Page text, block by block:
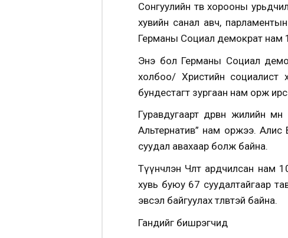
Сонгуулийн төв хорооны
хувийн санал авч,
Германы Социал демократ нам
Энэ бол Германы Социал
холбоо/ Христийн
бундестагт зургаан нам орж
Гуравдугаарт дөрвөн жилийн
Альтернатив” нам оржээ.
суудал авахаар болж байна.
Түүнчлэн Чөлөөт ардчилсан
хувь буюу 67 суудалтайгаар
эвсэл байгуулах төлөвтэй байна.
Гандийг бишрэгчид